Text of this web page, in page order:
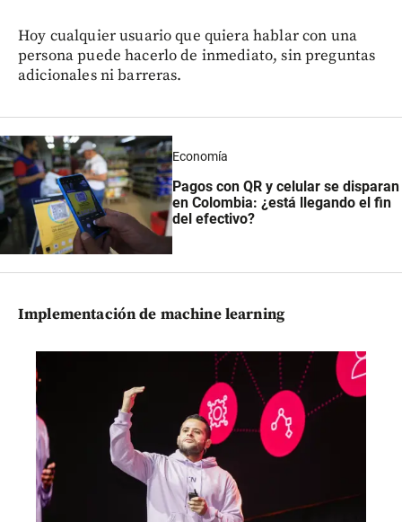
Hoy cualquier usuario que quiera hablar con una
persona puede hacerlo de inmediato, sin preguntas
adicionales ni barreras.
Economía
Pagos con QR y celular se disparan
en Colombia: ¿está llegando el fin
del efectivo?
Implementación de machine learning